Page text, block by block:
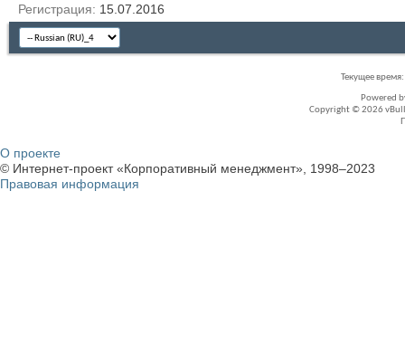
Регистрация
15.07.2016
Текущее время:
Powered
Copyright © 2026
О проекте
© Интернет-проект «Корпоративный менеджмент», 1998–2023
Правовая информация